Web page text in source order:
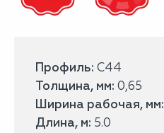
Профиль: С44
Толщина, мм: 0,65
Ширина рабочая, мм:
Длина, м: 5.0